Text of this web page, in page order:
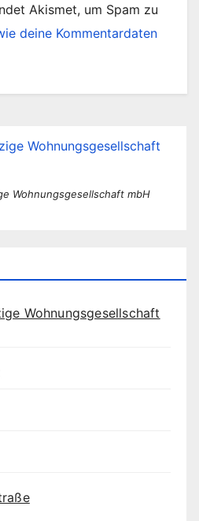
Akismet, um Spam zu
deine Kommentardaten
Wohnungsgesellschaft mbH
Wohnungsgesellschaft